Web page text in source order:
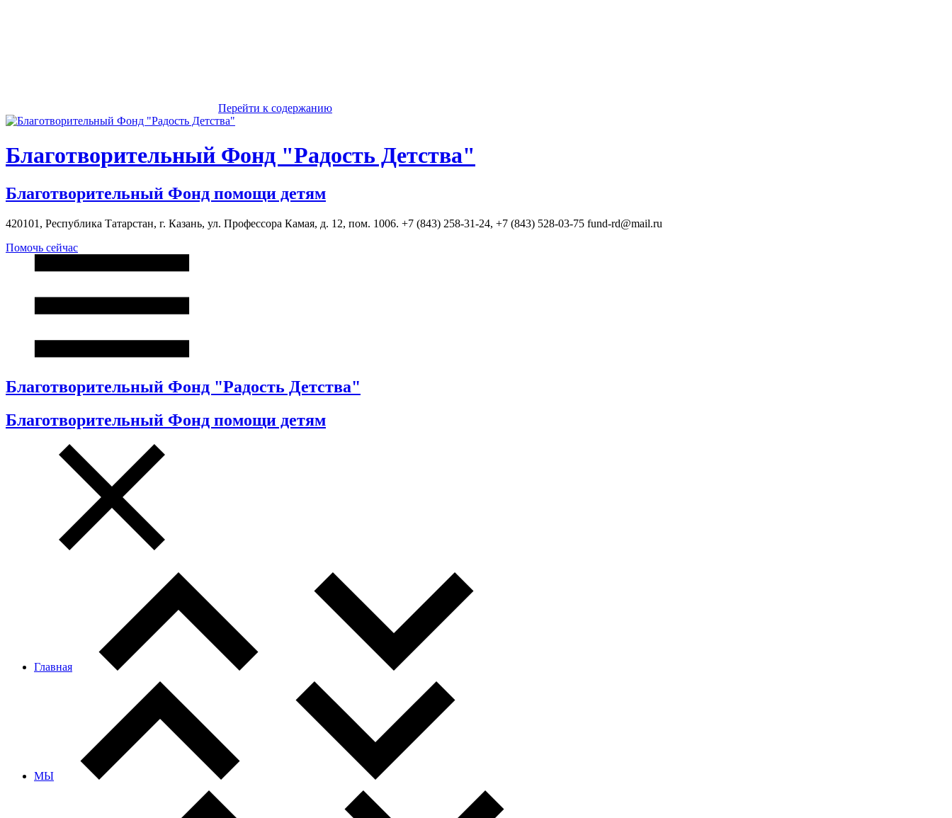
Перейти к содержанию
Благотворительный Фонд "Радость Детства"
Благотворительный Фонд помощи детям
420101, Республика Татарстан, г. Казань, ул. Профессора Камая, д. 12, пом. 1006. +7 (843) 258-31-24, +7 (843) 528-03-75 fund-rd@mail.ru
Помочь сейчас
Благотворительный Фонд "Радость Детства"
Благотворительный Фонд помощи детям
Главная
МЫ